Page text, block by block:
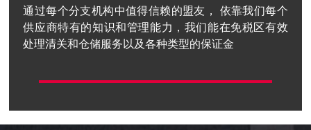
通过每个分支机构中值得信赖的盟友， 依靠我们每个
供应商特有的知识和管理能力，我们能在免税区有效
处理清关和仓储服务以及各种类型的保证金